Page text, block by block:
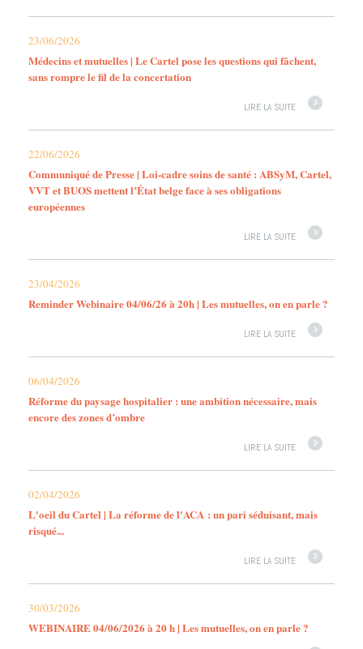
23/06/2026
Médecins et mutuelles | Le Cartel pose les questions qui fâchent,
sans rompre le fil de la concertation
LIRE LA SUITE
22/06/2026
Communiqué de Presse | Loi-cadre soins de santé : ABSyM, Cartel,
VVT et BUOS mettent l’État belge face à ses obligations
européennes
LIRE LA SUITE
23/04/2026
Reminder Webinaire 04/06/26 à 20h | Les mutuelles, on en parle ?
LIRE LA SUITE
06/04/2026
Réforme du paysage hospitalier : une ambition nécessaire, mais
encore des zones d’ombre
LIRE LA SUITE
02/04/2026
L'oeil du Cartel | La réforme de l'ACA : un pari séduisant, mais
risqué...
LIRE LA SUITE
30/03/2026
WEBINAIRE 04/06/2026 à 20 h | Les mutuelles, on en parle ?